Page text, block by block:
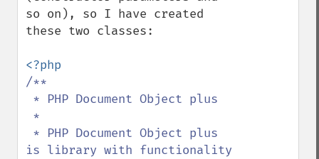
so on), so I have created
these two classes:
/**
is library with functionality